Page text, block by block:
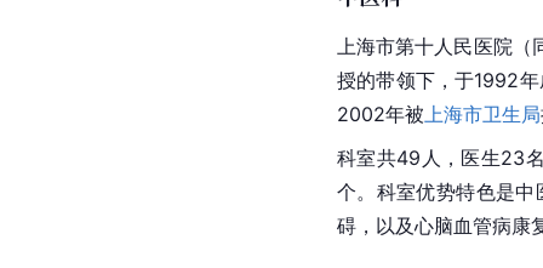
上海市第十人民医院（
授的带领下，于1992
2002年被上海市卫生局
科室共49人，医生23
个。科室优势特色是中
碍，以及心脑血管病康